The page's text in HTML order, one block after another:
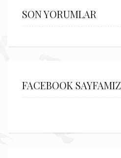
SON YORUMLAR
FACEBOOK SAYFAMIZ